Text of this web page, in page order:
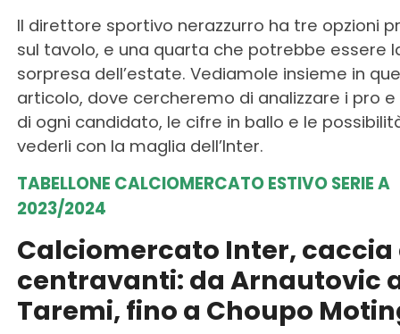
Il direttore sportivo nerazzurro ha tre opzioni
sul tavolo, e una quarta che potrebbe essere
sorpresa dell’estate. Vediamole insieme in
articolo, dove cercheremo di analizzare i pro
di ogni candidato, le cifre in ballo e le
vederli con la maglia dell’Inter.
TABELLONE CALCIOMERCATO ESTIVO SERIE A
2023/2024
Calciomercato Inter, caccia
centravanti: da Arnautovic
Taremi, fino a Choupo